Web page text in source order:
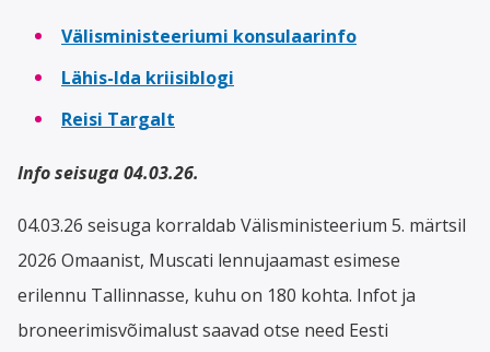
Välisministeeriumi konsulaarinfo
Lähis-Ida kriisiblogi
Reisi Targalt
Info seisuga 04.03.26.
04.03.26 seisuga korraldab Välisministeerium 5. märtsil
2026 Omaanist, Muscati lennujaamast esimese
erilennu Tallinnasse, kuhu on 180 kohta. Infot ja
broneerimisvõimalust saavad otse need Eesti